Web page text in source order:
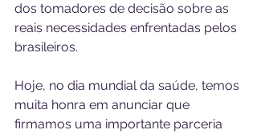
dos tomadores de decisão sobre as
reais necessidades enfrentadas pelos
brasileiros.
Hoje, no dia mundial da saúde, temos
muita honra em anunciar que
firmamos uma importante parceria